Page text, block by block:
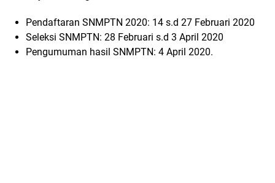
Pendaftaran SNMPTN 2020: 14 s.d 27 Februari 2020
Seleksi SNMPTN: 28 Februari s.d 3 April 2020
Pengumuman hasil SNMPTN: 4 April 2020.